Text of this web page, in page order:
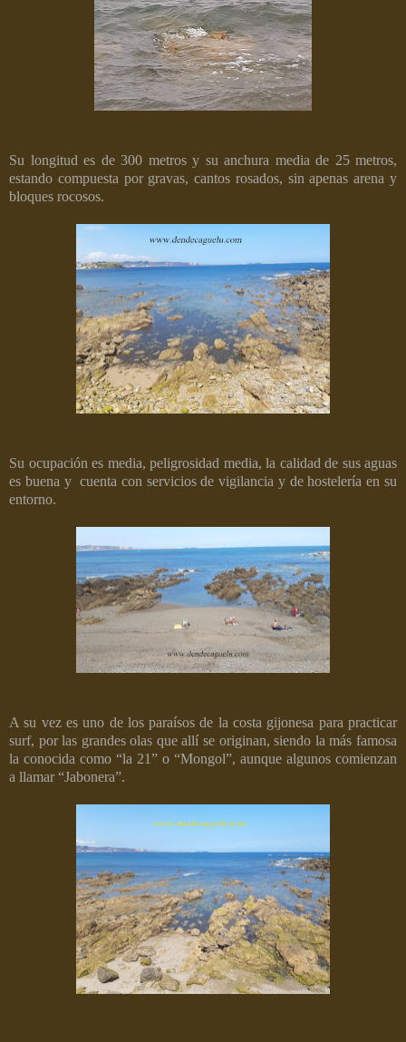
Su longitud es de 300 metros y su anchura media de 25 metros,
estando compuesta por gravas, cantos rosados, sin apenas arena y
bloques rocosos.
Su ocupación es media, peligrosidad media, la calidad de sus aguas
es buena y cuenta con servicios de vigilancia y de hostelería en su
entorno.
A su vez es uno de los paraísos de la costa gijonesa para practicar
surf, por las grandes olas que allí se originan, siendo la más famosa
la conocida como “la 21” o “Mongol”, aunque algunos comienzan
a llamar “Jabonera”.